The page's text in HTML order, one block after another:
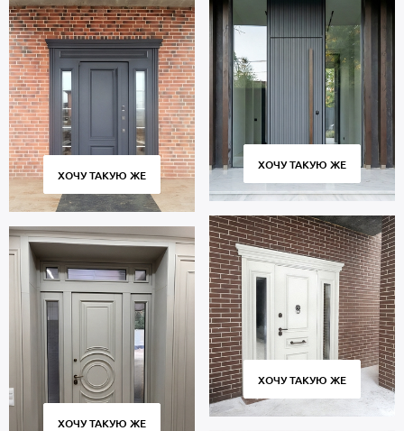
ХОЧУ ТАКУЮ ЖЕ
ХОЧУ ТАКУЮ ЖЕ
ХОЧУ ТАКУЮ ЖЕ
ХОЧУ ТАКУЮ ЖЕ